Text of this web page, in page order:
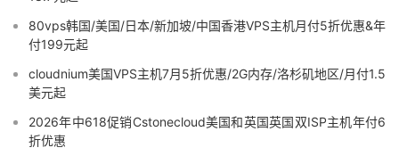
80vps韩国/美国/日本/新加坡/中国香港VPS主机月付5折优惠&年
付199元起
cloudnium美国VPS主机7月5折优惠/2G内存/洛杉矶地区/月付1.5
美元起
2026年中618促销Cstonecloud美国和英国英国双ISP主机年付6
折优惠